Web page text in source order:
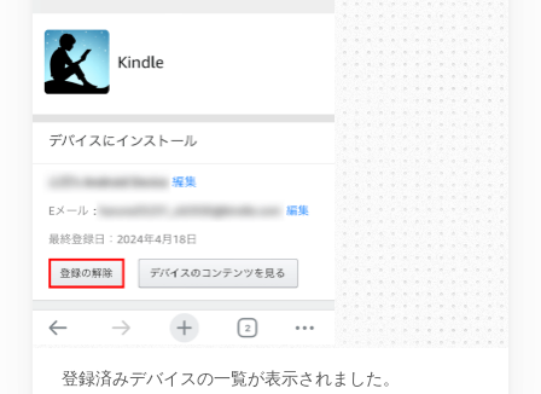
登録済みデバイスの一覧が表示されました。